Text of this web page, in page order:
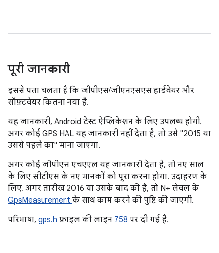
पूरी जानकारी
इससे पता चलता है कि जीपीएस/जीएनएसएस हार्डवेयर और
सॉफ़्टवेयर कितना नया है.
यह जानकारी, Android टेस्ट ऐप्लिकेशन के लिए उपलब्ध होगी.
अगर कोई GPS HAL यह जानकारी नहीं देता है, तो उसे "2015 या
उससे पहले का" माना जाएगा.
अगर कोई जीपीएस एचएएल यह जानकारी देता है, तो नए साल
के लिए सीटीएस के नए मानकों को पूरा करना होगा. उदाहरण के
लिए, अगर तारीख 2016 या उसके बाद की है, तो N+ लेवल के
GpsMeasurement के साथ काम करने की पुष्टि की जाएगी.
परिभाषा, gps.h फ़ाइल की लाइन 758 पर दी गई है.